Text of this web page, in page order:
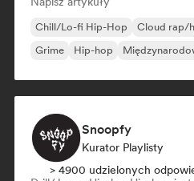
Chill/Lo-fi Hip-Hop Cloud rap/
Grime
Hip-hop
Snoopfy
Kurator Playlisty
> 4900 udzielonych